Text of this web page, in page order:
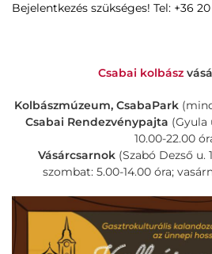
Bejelentkezés szükséges! Tel: +36
Csabai kolbász
Kolbászmúzeum, CsabaPark
Csabai Rendezvénypajta (Gyula
10.00-22.00
Vásárcsarnok(Szabó Dezső u.
szombat: 5.00-14.00 óra;